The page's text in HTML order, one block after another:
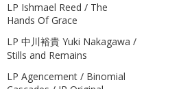
LP Ishmael Reed / The
Hands Of Grace
LP 中川裕貴 Yuki Nakagawa /
Stills and Remains
LP Agencement / Binomial